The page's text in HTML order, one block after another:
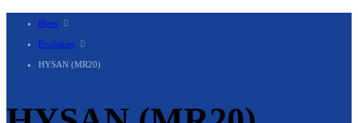
Hjem
Produkter
HYSAN (MR20)